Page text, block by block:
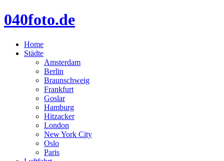
040foto.de
Home
Städte
Amsterdam
Berlin
Braunschweig
Frankfurt
Goslar
Hamburg
Hitzacker
London
New York City
Oslo
Paris